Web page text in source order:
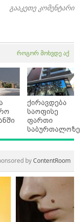
გააკეთე კომენტარი
როგორ მოხვდე აქ
ქირავდება
საოფისე
ფართი
საბურთალოზე
byContentRoom